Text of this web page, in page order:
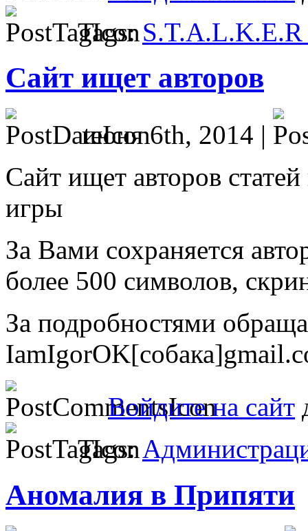
Tags:S.T.A.L.K.E.R
Сайт ищет авторов
июня 6th, 2014 |
Сайт ищет авторов
игры
За Вами сохраняется
более 500 символов,
За подробностями
Войдите на сайт
Tags:
Аномалия в Припяти